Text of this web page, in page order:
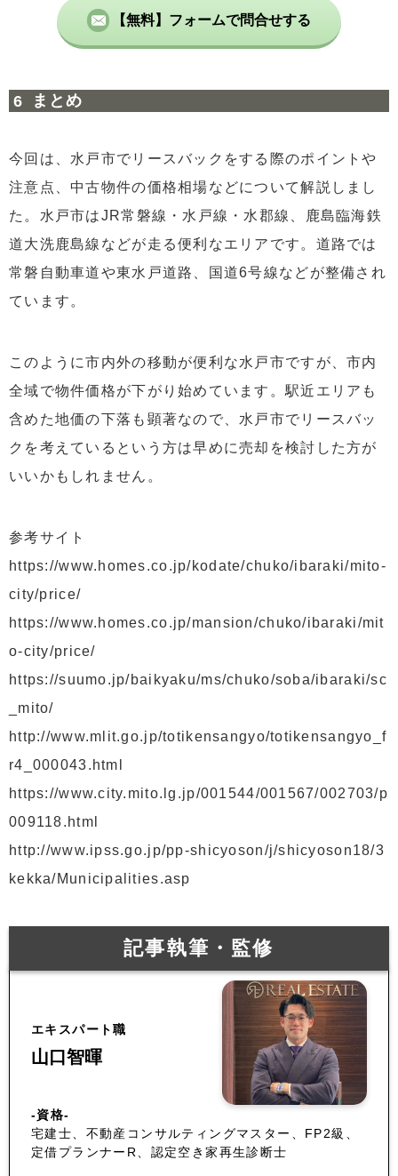
【無料】フォームで問合せする
まとめ
今回は、水戸市でリースバックをする際のポイントや
注意点、中古物件の価格相場などについて解説しまし
た。水戸市はJR常磐線・水戸線・水郡線、鹿島臨海鉄
道大洗鹿島線などが走る便利なエリアです。道路では
常磐自動車道や東水戸道路、国道6号線などが整備され
ています。
このように市内外の移動が便利な水戸市ですが、市内
全域で物件価格が下がり始めています。駅近エリアも
含めた地価の下落も顕著なので、水戸市でリースバッ
クを考えているという方は早めに売却を検討した方が
いいかもしれません。
参考サイト
https://www.homes.co.jp/kodate/chuko/ibaraki/mito-
city/price/
https://www.homes.co.jp/mansion/chuko/ibaraki/mit
o-city/price/
https://suumo.jp/baikyaku/ms/chuko/soba/ibaraki/sc
_mito/
http://www.mlit.go.jp/totikensangyo/totikensangyo_f
r4_000043.html
https://www.city.mito.lg.jp/001544/001567/002703/p
009118.html
http://www.ipss.go.jp/pp-shicyoson/j/shicyoson18/3
kekka/Municipalities.asp
記事執筆・監修
エキスパート職
山口智暉
-資格-
宅建士、不動産コンサルティングマスター、FP2級、
定借プランナーR、認定空き家再生診断士